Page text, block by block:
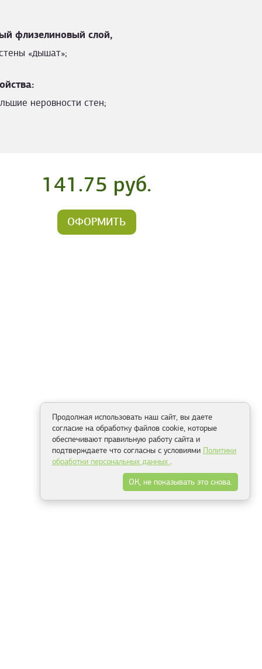
флизелиновый слой,
«дышат»;
неровности стен;
141.75 руб.
ОФОРМИТЬ
Продолжая использовать наш сайт, вы даете
согласие на обработку файлов cookie, которые
обеспечивают правильную работу сайта и
подтверждаете что согласны с условиями Политики
обработки персональных данных .
ОК, не показывать это снова.